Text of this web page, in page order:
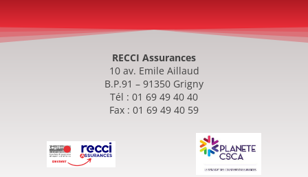
RECCI Assurances
10 av. Emile Aillaud
B.P.91 – 91350 Grigny
Tél : 01 69 49 40 40
Fax : 01 69 49 40 59